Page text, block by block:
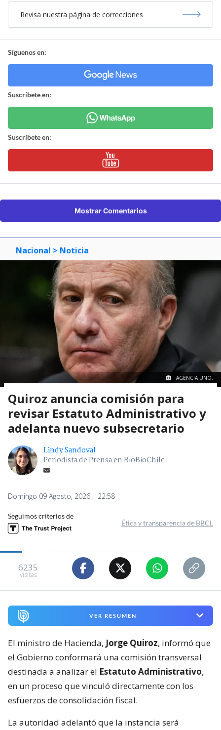
Revisa nuestra página de correcciones
Síguenos en:
Suscríbete en:
Suscríbete en:
Mostrar Comentarios
Nacional > Noticia
AGENCIA UNO.
Quiroz anuncia comisión para
revisar Estatuto Administrativo y
adelanta nuevo subsecretario
Lindy Sandoval
Periodista de Prensa en BioBioChile
Domingo 09 Agosto, 2026 | 22:58
Seguimos criterios de
Ética y transparencia de BBCL
6235
visitas
VER RESUMEN
El ministro de Hacienda, Jorge Quiroz, informó que
el Gobierno conformará una comisión transversal
destinada a analizar el Estatuto Administrativo,
en un proceso que vinculó directamente con los
esfuerzos de consolidación fiscal.
La autoridad adelantó que la instancia será